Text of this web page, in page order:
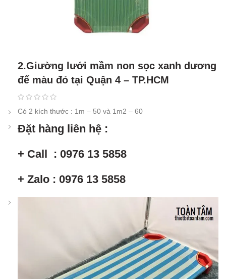
2.Giường lưới mầm non sọc xanh dương
đế màu đỏ tại Quận 4 – TP.HCM
Có 2 kích thước : 1m – 50 và 1m2 – 60
Đặt hàng liên hệ :
+ Call : 0976 13 5858
+ Zalo : 0976 13 5858